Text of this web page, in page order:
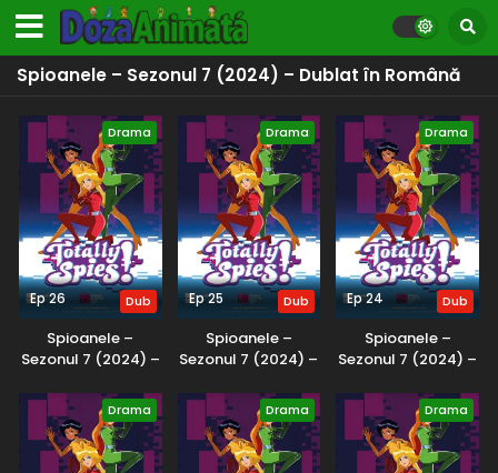
Spioanele – Sezonul 7 (2024) – Dublat în Română
Drama
Ep 26 Dub
Spioanele –
Sezonul 7 (2024) –
Drama
Ep 25 Dub
Spioanele –
Sezonul 7 (2024) –
Drama
Ep 24 Dub
Spioanele –
Sezonul 7 (2024) –
Drama Drama Drama